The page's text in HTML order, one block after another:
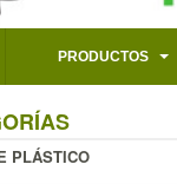
PRODUCTOS
PLÁSTICO